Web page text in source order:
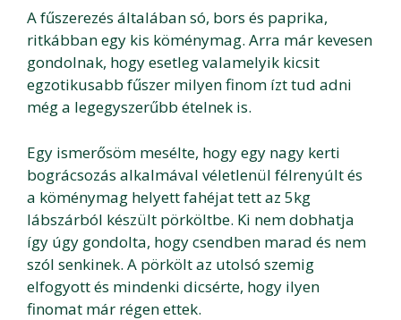
A fűszerezés általában só, bors és paprika,
ritkábban egy kis köménymag. Arra már kevesen
gondolnak, hogy esetleg valamelyik kicsit
egzotikusabb fűszer milyen finom ízt tud adni
még a legegyszerűbb ételnek is.
Egy ismerősöm mesélte, hogy egy nagy kerti
bográcsozás alkalmával véletlenül félrenyúlt és
a köménymag helyett fahéjat tett az 5kg
lábszárból készült pörköltbe. Ki nem dobhatja
így úgy gondolta, hogy csendben marad és nem
szól senkinek. A pörkölt az utolsó szemig
elfogyott és mindenki dicsérte, hogy ilyen
finomat már régen ettek.